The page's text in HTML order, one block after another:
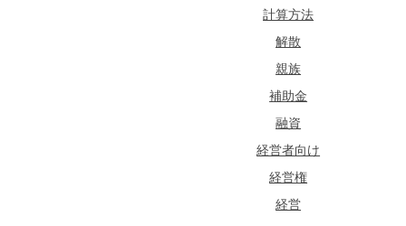
計算方法
解散
親族
補助金
融資
経営者向け
経営権
経営